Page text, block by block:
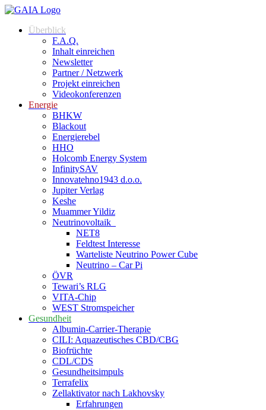
Zum
springenÜberblick
F.A.Q.
Inhalt einreichen
Newsletter
Partner / Netzwerk
Projekt einreichen
Videokonferenzen
Energie
BHKW
Blackout
Energierebel
HHO
Holcomb Energy System
InfinitySAV
Innovatehno1943 d.o.o.
Jupiter Verlag
Keshe
Muammer Yildiz
Neutrinovoltaik
NET8
Feldtest Interesse
Warteliste Neutrino Power Cube
Neutrino – Car Pi
ÖVR
Tewari’s RLG
VITA-Chip
WEST Stromspeicher
Gesundheit
Albumin-Carrier-Therapie
CILI: Aquazeutisches CBD/CBG
Biofrüchte
CDL/CDS
Gesundheitsimpuls
Terrafelix
Zellaktivator nach Lakhovsky
Erfahrungen